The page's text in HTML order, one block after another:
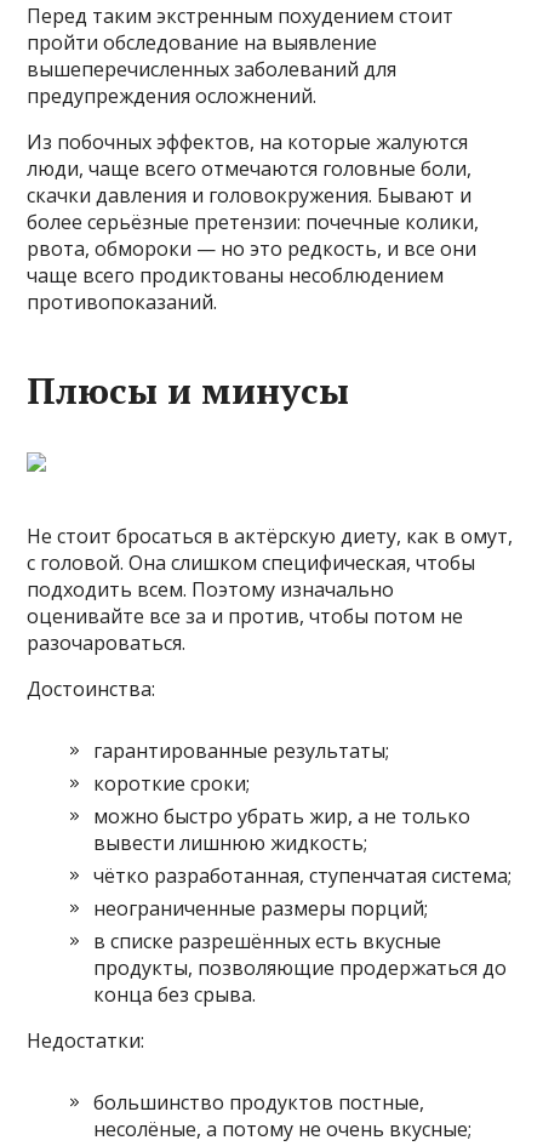
Перед таким экстренным похудением стоит
пройти обследование на выявление
вышеперечисленных заболеваний для
предупреждения осложнений.
Из побочных эффектов, на которые жалуются
люди, чаще всего отмечаются головные боли,
скачки давления и головокружения. Бывают и
более серьёзные претензии: почечные колики,
рвота, обмороки — но это редкость, и все они
чаще всего продиктованы несоблюдением
противопоказаний.
Плюсы и минусы
Не стоит бросаться в актёрскую диету, как в омут,
с головой. Она слишком специфическая, чтобы
подходить всем. Поэтому изначально
оценивайте все за и против, чтобы потом не
разочароваться.
Достоинства:
гарантированные результаты;
короткие сроки;
можно быстро убрать жир, а не только
вывести лишнюю жидкость;
чётко разработанная, ступенчатая система;
неограниченные размеры порций;
в списке разрешённых есть вкусные
продукты, позволяющие продержаться до
конца без срыва.
Недостатки:
большинство продуктов постные,
несолёные, а потому не очень вкусные;